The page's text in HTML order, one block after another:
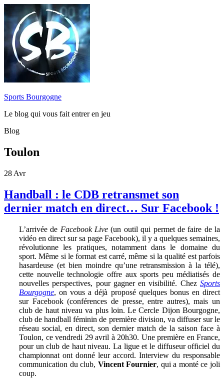
Sports Bourgogne
Le blog qui vous fait entrer en jeu
Blog
Toulon
28 Avr
Handball : le CDB retransmet son
dernier match en direct… Sur Facebook !
L’arrivée de Facebook Live (un outil qui permet de faire de la
vidéo en direct sur sa page Facebook), il y a quelques semaines,
révolutionne les pratiques, notamment dans le domaine du
sport. Même si le format est carré, même si la qualité est parfois
hasardeuse (et bien moindre qu’une retransmission à la télé),
cette nouvelle technologie offre aux sports peu médiatisés de
nouvelles perspectives, pour gagner en visibilité. Chez Sports
Bourgogne, on vous a déjà proposé quelques bonus en direct
sur Facebook (conférences de presse, entre autres), mais un
club de haut niveau va plus loin. Le Cercle Dijon Bourgogne,
club de handball féminin de première division, va diffuser sur le
réseau social, en direct, son dernier match de la saison face à
Toulon, ce vendredi 29 avril à 20h30. Une première en France,
pour un club de haut niveau. La ligue et le diffuseur officiel du
championnat ont donné leur accord. Interview du responsable
communication du club, Vincent Fournier, qui a monté ce joli
coup.